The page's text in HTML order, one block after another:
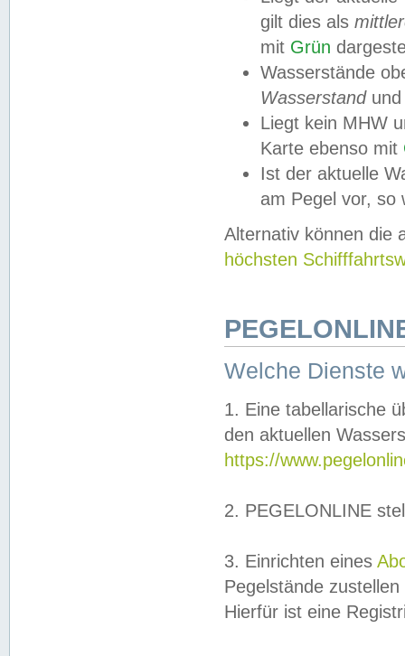
gilt dies als
mit Grün
Wasserstände
Wasserstandund
Liegt kein MHW
Karte ebenso mit
Ist der aktuelle
am Pegel vor,
Alternativ können die
höchsten
Welche Dienste
1. Eine tabellarische
den aktuellen
https://
2. PEGELONLINE
3. Einrichten eines
Pegelstände
Hierfür ist eine